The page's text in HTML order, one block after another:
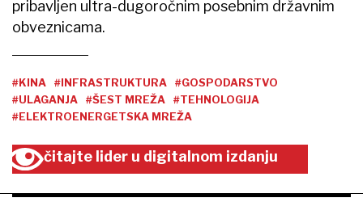
pribavljen ultra-dugoročnim posebnim državnim
obveznicama.
#KINA #INFRASTRUKTURA
#GOSPODARSTVO
#ULAGANJA
#ŠEST MREŽA
#TEHNOLOGIJA
#ELEKTROENERGETSKA MREŽA
čitajte lider u digitalnom izdanju